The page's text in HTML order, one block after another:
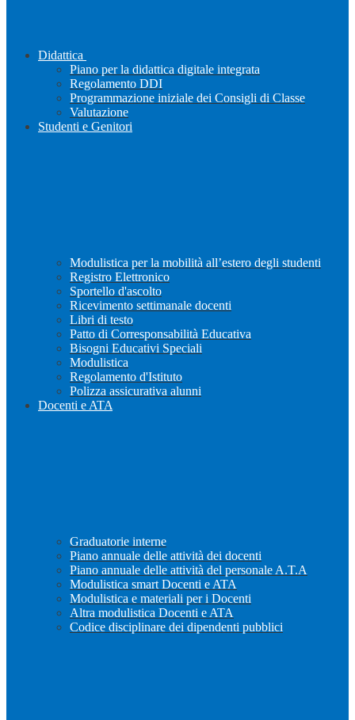
Didattica
Piano per la didattica digitale integrata
Regolamento DDI
Programmazione iniziale dei Consigli di Classe
Valutazione
Studenti e Genitori
Modulistica per la mobilità all’estero degli studenti
Registro Elettronico
Sportello d'ascolto
Ricevimento settimanale docenti
Libri di testo
Patto di Corresponsabilità Educativa
Bisogni Educativi Speciali
Modulistica
Regolamento d'Istituto
Polizza assicurativa alunni
Docenti e ATA
Graduatorie interne
Piano annuale delle attività dei docenti
Piano annuale delle attività del personale A.T.A
Modulistica smart Docenti e ATA
Modulistica e materiali per i Docenti
Altra modulistica Docenti e ATA
Codice disciplinare dei dipendenti pubblici